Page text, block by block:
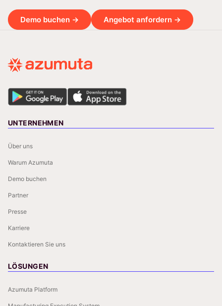
Demo buchen → Angebot anfordern →
UNTERNEHMEN
Über uns
Warum Azumuta
Demo buchen
Partner
Presse
Karriere
Kontaktieren Sie uns
LÖSUNGEN
Azumuta Platform